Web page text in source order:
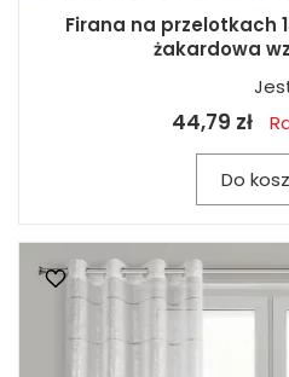
Firana na przelotkach
żakardowa
44,79 zł
Do